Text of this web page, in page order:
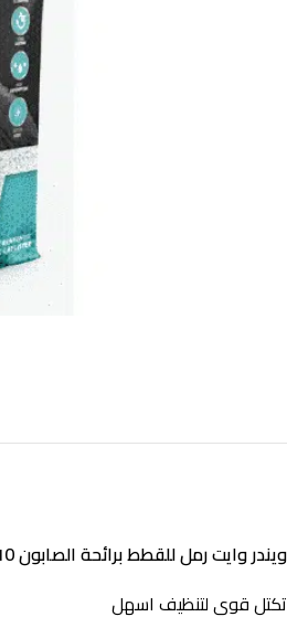
ويندر وايت رمل للقطط برائحة الصابون 10كيلو
تكتل قوي لتنظيف اسهل